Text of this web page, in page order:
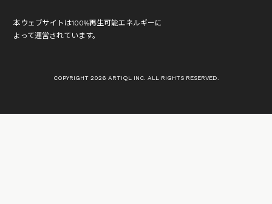
本ウェブサイトは100%再生可能エネルギーに
よって運営されています。
COPYRIGHT 2026 ARTIQL INC. ALL RIGHTS RESERVED.